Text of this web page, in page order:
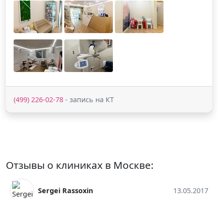
(499) 226-02-78 - запись на КТ
Отзывы о клиниках в Москве:
Sergei Rassoxin 13.05.2017